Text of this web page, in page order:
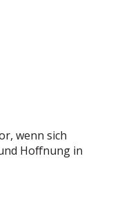
wenn sich
Hoffnung in